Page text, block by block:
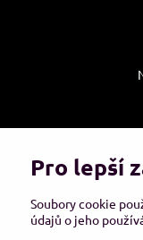
Pro lepší
Soubory cookie
údajů o jeho